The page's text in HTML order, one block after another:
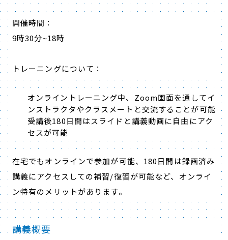
開催時間：
9時30分~18時
トレーニングについて：
オンライントレーニング中、Zoom画面を通してイ
ンストラクタやクラスメートと交流することが可能
受講後180日間はスライドと講義動画に自由にアク
セスが可能
在宅でもオンラインで参加が可能、180日間は録画済み
講義にアクセスしての補習/復習が可能など、オンライ
ン特有のメリットがあります。
講義概要